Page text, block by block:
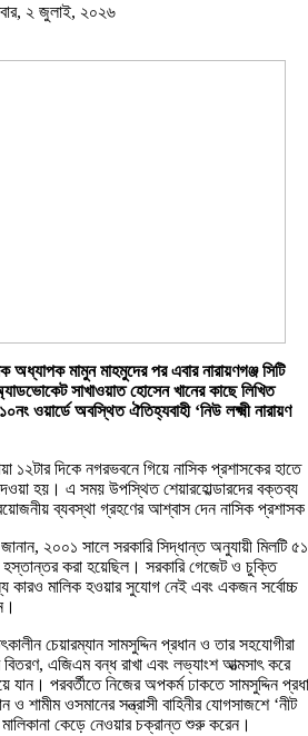
২ জুলাই, ২০২৬
অধ্যাপক মামুন মাহমুদের পর এবার নারায়ণগঞ্জ সিটি
সাখাওয়াত হোসেন খানের কাছে লিখিত
ওয়ার্ডে অবস্থিত ঐতিহ্যবাহী ‘নিউ লক্ষ্মী নারায়ণ
১২টার দিকে নগরভবনে গিয়ে নাসিক প্রশাসকের হাতে
হয়। এ সময় উপস্থিত শেয়ারহোল্ডারদের বক্তব্য
ব্যবস্থা গ্রহণের আশ্বাস দেন নাসিক
২০০১ সালে সরকারি সিদ্ধান্ত অনুযায়ী মিলটি
হস্তান্তর করা হয়েছিল। সরকারি গেজেট ও চুক্তি
কারও মালিক হওয়ার সুযোগ নেই এবং একজন সর্বোচ্চ
চেয়ারম্যান সামসুদ্দিন প্রধান ও তার সহযোগীরা
এজিএম বন্ধ রাখা এবং লভ্যাংশ আত্মসাৎ করে
যান। পরবর্তীতে নিজের অপকর্ম ঢাকতে সামসুদ্দিন
ও শামীম ওসমানের সন্ত্রাসী বাহিনীর যোগসাজশে ‘নীট
কেড়ে নেওয়ার চক্রান্ত শুরু করেন।